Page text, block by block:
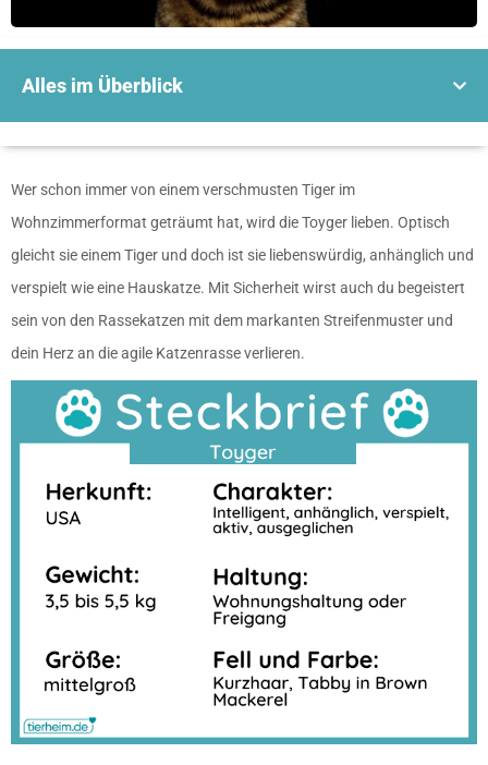
Alles im Überblick
Wer schon immer von einem verschmusten Tiger im
Wohnzimmerformat geträumt hat, wird die Toyger lieben. Optisch
gleicht sie einem Tiger und doch ist sie liebenswürdig, anhänglich und
verspielt wie eine Hauskatze. Mit Sicherheit wirst auch du begeistert
sein von den Rassekatzen mit dem markanten Streifenmuster und
dein Herz an die agile Katzenrasse verlieren.